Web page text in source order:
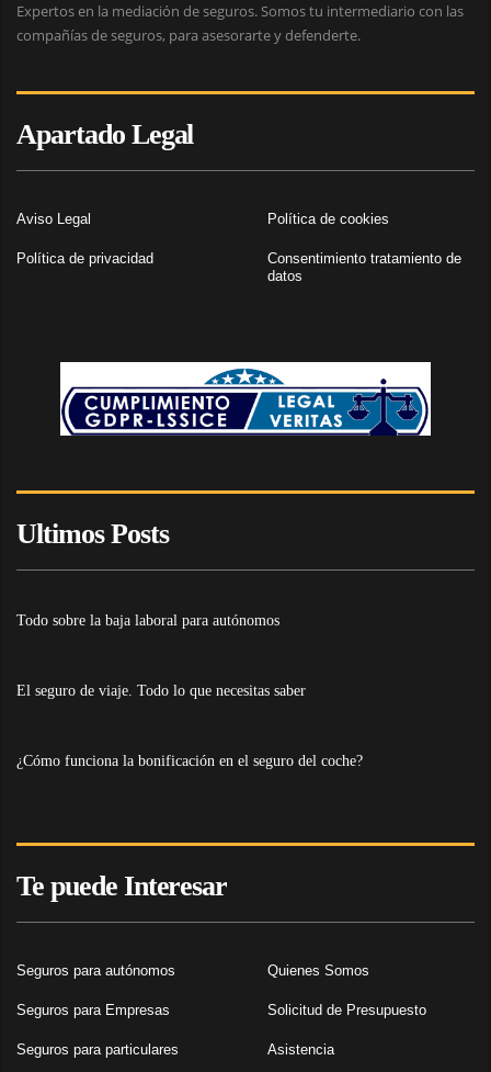
Expertos en la mediación de seguros. Somos tu intermediario con las
compañías de seguros, para asesorarte y defenderte.
Apartado Legal
Aviso Legal Política de cookies
Política de privacidad
Consentimiento tratamiento de
datos
Ultimos Posts
Todo sobre la baja laboral para autónomos
El seguro de viaje. Todo lo que necesitas saber
¿Cómo funciona la bonificación en el seguro del coche?
Te puede Interesar
Seguros para autónomos Quienes Somos
Seguros para Empresas Solicitud de Presupuesto
Seguros para particulares Asistencia